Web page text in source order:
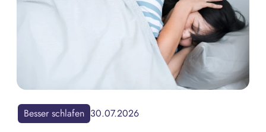
Besser schlafen 30.07.2026